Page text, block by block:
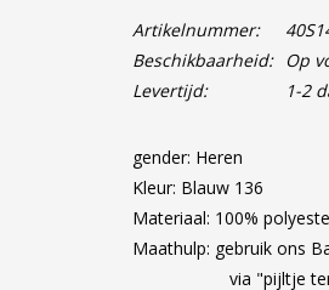
Artikelnummer:
Beschikbaarheid:
Op
Levertijd:
1-2
gender: Heren
Kleur: Blauw 136
Materiaal: 100%
Maathulp: gebruik ons
via "pijltje terug"